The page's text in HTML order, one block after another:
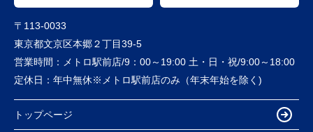
〒113-0033
東京都文京区本郷２丁目39-5
営業時間： メトロ駅前店/9：00～19:00 土・日・祝/9:00～18:00
定休日： 年中無休※メトロ駅前店のみ（年末年始を除く)
トップページ